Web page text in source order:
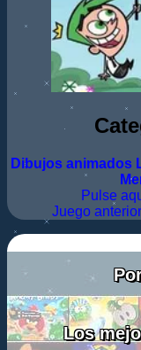
Dibujos animados
Pulse
Juego anterior
Los